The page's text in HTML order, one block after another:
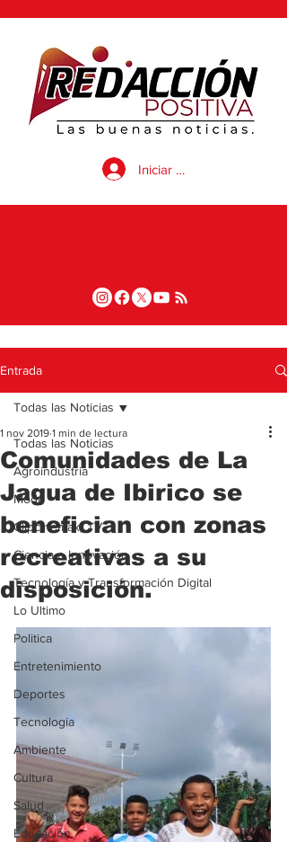
Iniciar sesión
Entrada
Todas las Noticias
Agroindustria
Moda
Clipcinemax_TV
Ciencia e Innovación
Tecnología y Transformación Digital
Lo Ultimo
Politica
Entretenimiento
Deportes
Tecnologia
Ambiente
Cultura
Salud
Educación
Todas las Noticias
Comunidades de La
Jagua de Ibirico se
benefician con zonas
recreativas a su
disposición.
1 nov 2019 1 min de lectura